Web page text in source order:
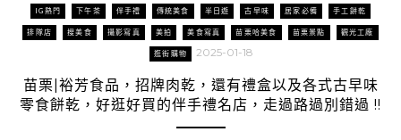
IG熱門 下午茶 伴手禮 傳統美食 半日遊 古早味 居家必備 手工餅乾
排隊店 搜美食 攝影寫真 美拍 美食寫真 苗栗哈美食 苗栗景點 觀光工廠
逛街購物 2025-01-18
苗栗|裕芳食品，招牌肉乾，還有禮盒以及各式古早味
零食餅乾，好逛好買的伴手禮名店，走過路過別錯過 !!